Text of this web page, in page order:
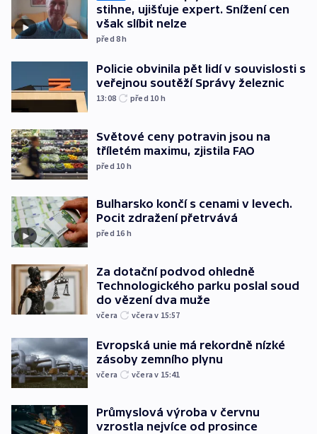
stihne, ujišťuje expert. Snížení cen
však slíbit nelze
před 8h
Policie obvinila pět lidí v souvislosti s
veřejnou soutěží Správy železnic
13:08 před 10 h
Světové ceny potravin jsou na
tříletém maximu, zjistila FAO
před 10 h
Bulharsko končí s cenami v levech.
Pocit zdražení přetrvává
před 16 h
Za dotační podvod ohledně
Technologického parku poslal soud
do vězení dva muže
včera včera v 15:57
Evropská unie má rekordně nízké
zásoby zemního plynu
včera včera v 15:41
Průmyslová výroba v červnu
vzrostla nejvíce od prosince